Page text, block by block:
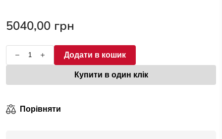
з5040,00 грн
Додати в кошик
Купити в один клік
Порівняти